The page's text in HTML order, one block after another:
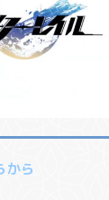
から